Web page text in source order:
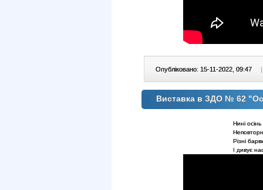
Опубліковано: 15-11-2022, 09:47 |
Виставка в ЗДО № 62
Нині
Різні
І